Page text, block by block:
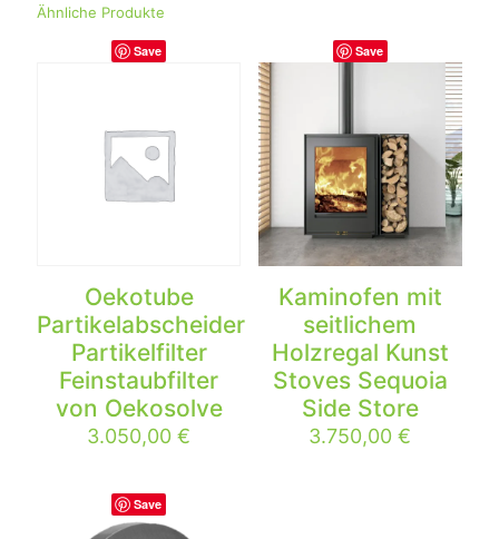
Ähnliche Produkte
Save
Oekotube
Partikelabscheider
Partikelfilter
Feinstaubfilter
von Oekosolve
3.050,00€
Save
Kaminofen mit
seitlichem
Holzregal Kunst
Stoves Sequoia
Side Store
3.750,00€
Save